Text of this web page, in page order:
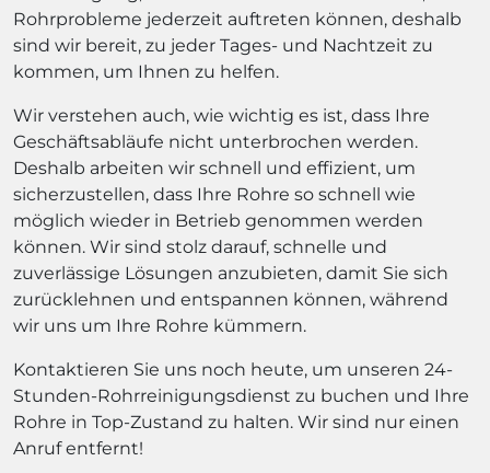
Rohrprobleme jederzeit auftreten können, deshalb
sind wir bereit, zu jeder Tages- und Nachtzeit zu
kommen, um Ihnen zu helfen.
Wir verstehen auch, wie wichtig es ist, dass Ihre
Geschäftsabläufe nicht unterbrochen werden.
Deshalb arbeiten wir schnell und effizient, um
sicherzustellen, dass Ihre Rohre so schnell wie
möglich wieder in Betrieb genommen werden
können. Wir sind stolz darauf, schnelle und
zuverlässige Lösungen anzubieten, damit Sie sich
zurücklehnen und entspannen können, während
wir uns um Ihre Rohre kümmern.
Kontaktieren Sie uns noch heute, um unseren 24-
Stunden-Rohrreinigungsdienst zu buchen und Ihre
Rohre in Top-Zustand zu halten. Wir sind nur einen
Anruf entfernt!